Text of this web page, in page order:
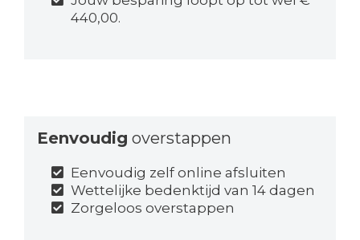
440,00.
Eenvoudig overstappen
Eenvoudig zelf online afsluiten
Wettelijke bedenktijd van 14 dagen
Zorgeloos overstappen